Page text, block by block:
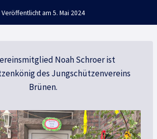
Veröffentlicht am 5. Mai 2024
Noah Schroer ist
des Jungschützenvereins
Brünen.